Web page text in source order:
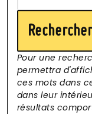
Pour une
permettra
ces mots dans
dans leur
résultats